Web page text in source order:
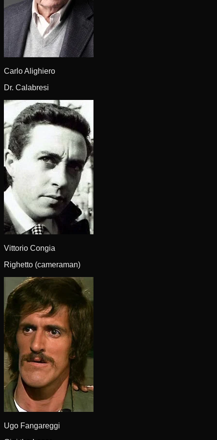
Carlo Alighiero
Dr. Calabresi
Vittorio Congia
Righetto (cameraman)
Ugo Fangareggi